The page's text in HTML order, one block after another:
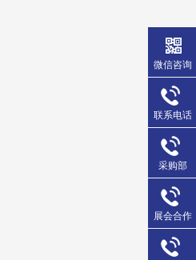
微信咨询
联系电话
采购部
展会合作